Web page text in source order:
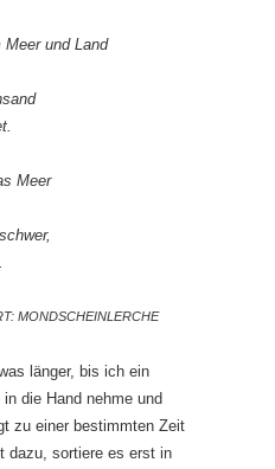
Meer und Land
Meer
MONDSCHEINLERCHE
länger, bis ich ein
die Hand nehme und
zu einer bestimmten Zeit
dazu, sortiere es erst in